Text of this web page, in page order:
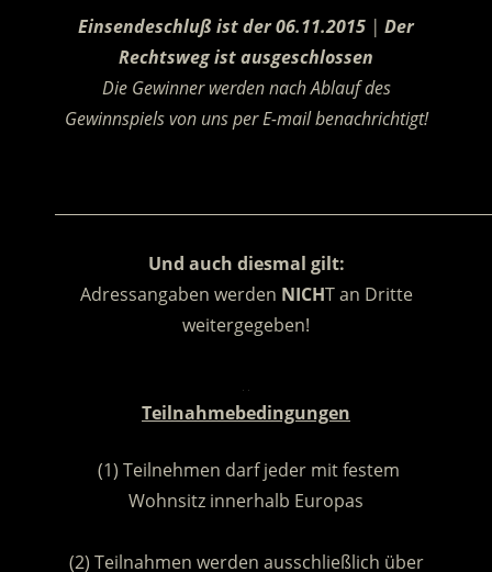
Einsendeschluß ist der 06.11.2015 | Der
Rechtsweg ist ausgeschlossen
Die Gewinner werden nach Ablauf des
Gewinnspiels von uns per E-mail benachrichtigt!
Und auch diesmal gilt:
Adressangaben werden NICHT an Dritte
weitergegeben!
Teilnahmebedingungen
(1) Teilnehmen darf jeder mit festem
Wohnsitz innerhalb Europas
(2) Teilnahmen werden ausschließlich über